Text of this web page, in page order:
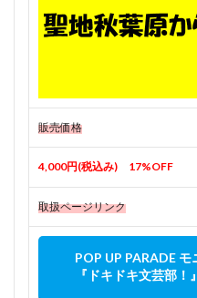
販売価格
4,000円(税込み) 17%OFF
取扱ページリンク
POP UP PARADE
『ドキドキ文芸部！』